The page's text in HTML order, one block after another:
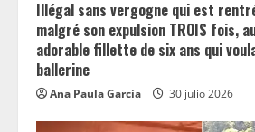
g
Illégal sans vergogne qui est
malgré son expulsion TROIS fois,
adorable fillette de six ans qui
ballerine
Ana Paula García 30 julio 2026